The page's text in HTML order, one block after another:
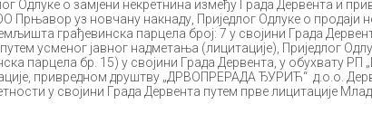
Одлуке о замјени некретнина између Града Дервента и
Прњавор уз новчану накнаду, Приједлог Одлуке о продаји
грађевинска парцела број: 7 у својини Града
усменог јавног надметања (лицитације), Приједлог
парцела бр. 15) у својини Града Дервента, у обухвату
привредном друштву „ДРВОПРЕРАДА ЂУРИЋ“ д.о.о.
у својини Града Дервента путем прве лицитације